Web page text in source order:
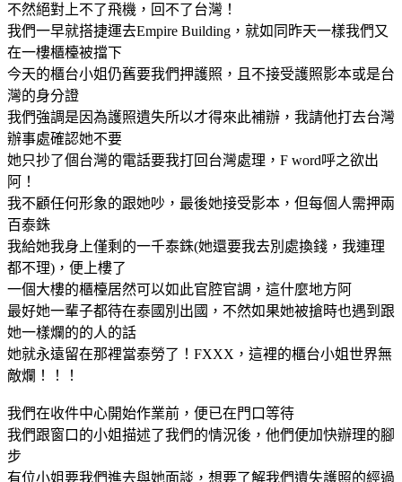
不然絕對上不了飛機，回不了台灣！
我們一早就搭捷運去Empire Building，就如同昨天一樣我們又
在一樓櫃檯被擋下
今天的櫃台小姐仍舊要我們押護照，且不接受護照影本或是台
灣的身分證
我們強調是因為護照遺失所以才得來此補辦，我請他打去台灣
辦事處確認她不要
她只抄了個台灣的電話要我打回台灣處理，F word呼之欲出
阿！
我不顧任何形象的跟她吵，最後她接受影本，但每個人需押兩
百泰銖
我給她我身上僅剩的一千泰銖(她還要我去別處換錢，我連理
都不理)，便上樓了
一個大樓的櫃檯居然可以如此官腔官調，這什麼地方阿
最好她一輩子都待在泰國別出國，不然如果她被搶時也遇到跟
她一樣爛的的人的話
她就永遠留在那裡當泰勞了！FXXX，這裡的櫃台小姐世界無
敵爛！！！
我們在收件中心開始作業前，便已在門口等待
我們跟窗口的小姐描述了我們的情況後，他們便加快辦理的腳
步
有位小姐要我們進去與她面談，想要了解我們遺失護照的經過